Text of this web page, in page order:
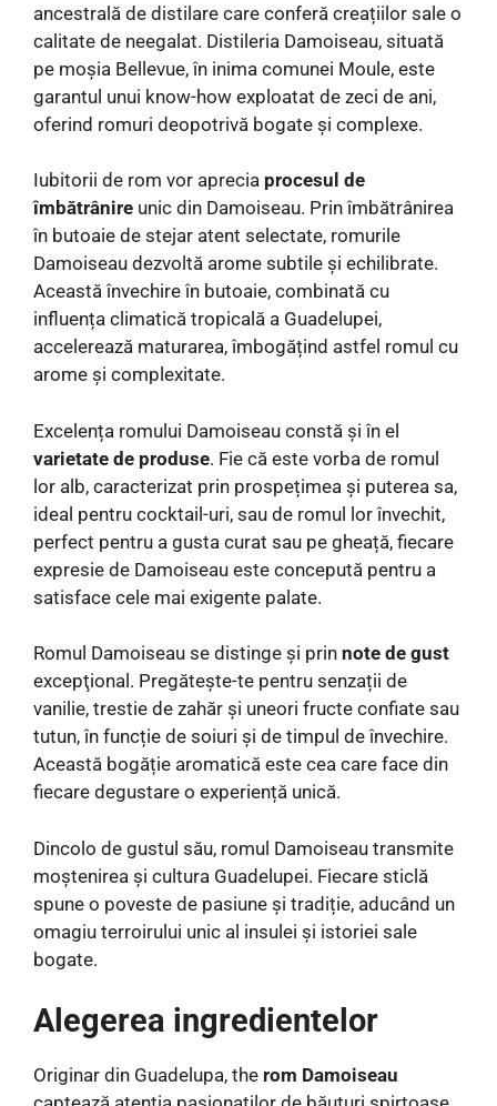
ancestrală de distilare care conferă creațiilor sale o
calitate de neegalat. Distileria Damoiseau, situată
pe moșia Bellevue, în inima comunei Moule, este
garantul unui know-how exploatat de zeci de ani,
oferind romuri deopotrivă bogate și complexe.
Iubitorii de rom vor aprecia procesul de
îmbătrânire unic din Damoiseau. Prin îmbătrânirea
în butoaie de stejar atent selectate, romurile
Damoiseau dezvoltă arome subtile și echilibrate.
Această învechire în butoaie, combinată cu
influența climatică tropicală a Guadelupei,
accelerează maturarea, îmbogățind astfel romul cu
arome și complexitate.
Excelența romului Damoiseau constă și în el
varietate de produse. Fie că este vorba de romul
lor alb, caracterizat prin prospețimea și puterea sa,
ideal pentru cocktail-uri, sau de romul lor învechit,
perfect pentru a gusta curat sau pe gheață, fiecare
expresie de Damoiseau este concepută pentru a
satisface cele mai exigente palate.
Romul Damoiseau se distinge și prin note de gust
excepţional. Pregătește-te pentru senzații de
vanilie, trestie de zahăr și uneori fructe confiate sau
tutun, în funcție de soiuri și de timpul de învechire.
Această bogăție aromatică este cea care face din
fiecare degustare o experiență unică.
Dincolo de gustul său, romul Damoiseau transmite
moștenirea și cultura Guadelupei. Fiecare sticlă
spune o poveste de pasiune și tradiție, aducând un
omagiu terroirului unic al insulei și istoriei sale
bogate.
Alegerea ingredientelor
Originar din Guadelupa, the rom Damoiseau